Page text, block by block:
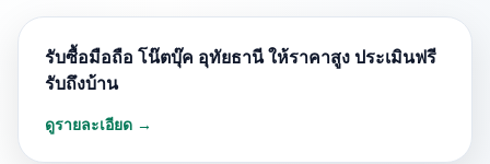
รับซื้อมือถือ โน๊ตบุ๊ค อุทัยธานี ให้ราคาสูง ประเมินฟรี
รับถึงบ้าน
ดูรายละเอียด →